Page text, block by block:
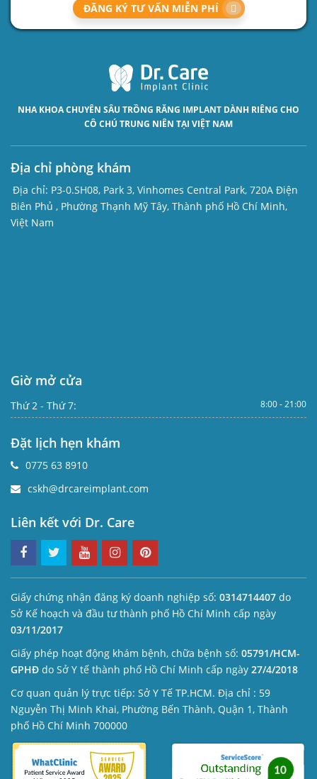
ĐĂNG KÝ TƯ VẤN MIỄN PHÍ
NHA KHOA CHUYÊN SÂU TRỒNG RĂNG IMPLANT DÀNH RIÊNG CHO
CÔ CHÚ TRUNG NIÊN TẠI VIỆT NAM
Địa chỉ phòng khám
Địa chỉ: P3-0.SH08, Park 3, Vinhomes Central Park, 720A Điện
Biên Phủ , Phường Thạnh Mỹ Tây, Thành phố Hồ Chí Minh,
Việt Nam
Giờ mở cửa
Thứ 2 - Thứ 7: 8:00 - 21:00
Đặt lịch hẹn khám
0775 63 8910
cskh@drcareimplant.com
Liên kết với Dr. Care
Giấy chứng nhận đăng ký doanh nghiệp số: 0314714407 do
Sở Kế hoạch và đầu tư thành phố Hồ Chí Minh cấp ngày
03/11/2017
Giấy phép hoạt động khám bệnh, chữa bệnh số: 05791/HCM-
GPHĐ do Sở Y tế thành phố Hồ Chí Minh cấp ngày 27/4/2018
Cơ quan quản lý trực tiếp: Sở Y Tế TP.HCM. Địa chỉ : 59
Nguyễn Thị Minh Khai, Phường Bến Thành, Quận 1, Thành
phố Hồ Chí Minh 700000